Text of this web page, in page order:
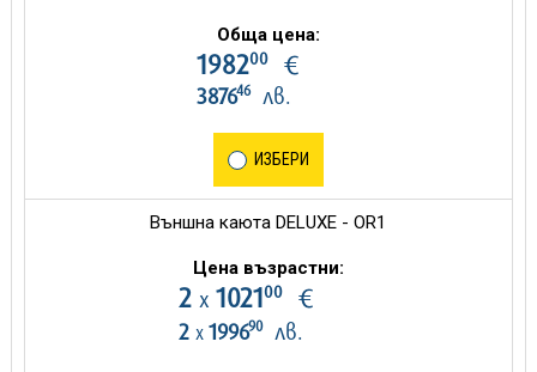
Обща цена:
198200€
387646лв.
ИЗБЕРИ
Външна каюта DELUXE - OR1
Цена възрастни:
2 х 102100€
2 х 199690лв.